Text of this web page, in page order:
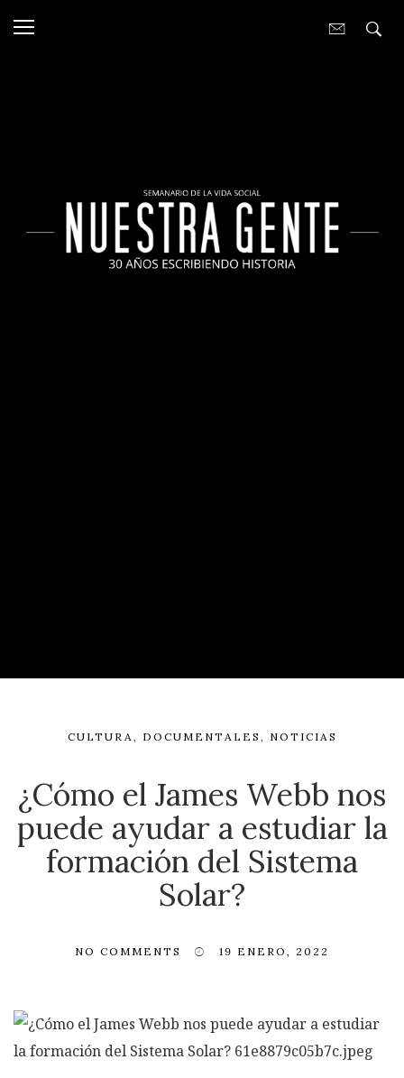
CULTURA , DOCUMENTALES , NOTICIAS
¿Cómo el James Webb nos
puede ayudar a estudiar la
formación del Sistema
Solar?
NO COMMENTS 19 ENERO, 2022